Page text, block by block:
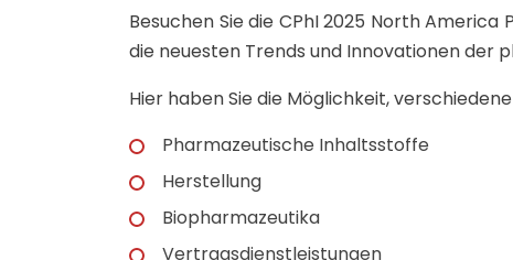
Besuchen Sie die CPhI 2025 North America
die neuesten Trends und Innovationen der
Hier haben Sie die Möglichkeit,
Pharmazeutische Inhaltsstoffe
Herstellung
Biopharmazeutika
Vertragsdienstleistungen